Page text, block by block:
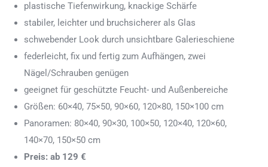
plastische Tiefenwirkung, knackige Schärfe
stabiler, leichter und bruchsicherer als Glas
schwebender Look durch unsichtbare Galerieschiene
federleicht, fix und fertig zum Aufhängen, zwei
Nägel/Schrauben genügen
geeignet für geschützte Feucht- und Außenbereiche
Größen: 60×40, 75×50, 90×60, 120×80, 150×100 cm
Panoramen: 80×40, 90×30, 100×50, 120×40, 120×60,
140×70, 150×50 cm
Preis: ab 129 €